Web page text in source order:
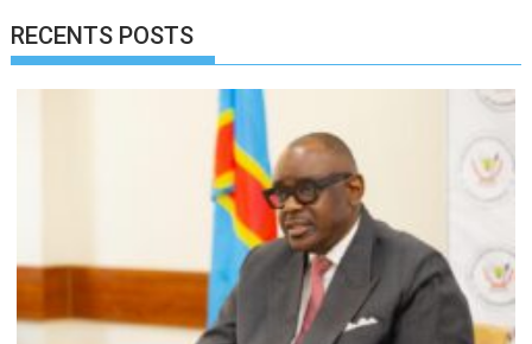
RECENTS POSTS